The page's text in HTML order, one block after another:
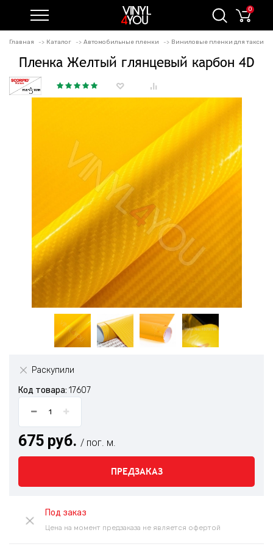
0
Главная Каталог Автомобильные пленки Виниловые пленки для такси
Пленка Желтый глянцевый карбон 4D
Раскупили
Код товара: 17607
675 руб. / пог. м.
ПРЕДЗАКАЗ
Под заказ
Цена на момент предзаказа не является офертой